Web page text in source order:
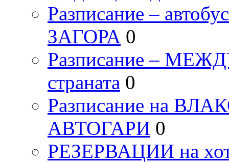
Разписание –
ЗАГОРА 0
Разписание –
страната 0
Разписание на
АВТОГАРИ 0
РЕЗЕРВАЦИИ на